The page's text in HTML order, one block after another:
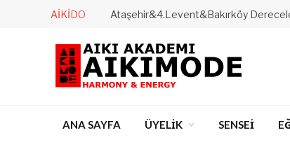
AIKIDO
ANA SAYFA ÜYELİK SENSEİ